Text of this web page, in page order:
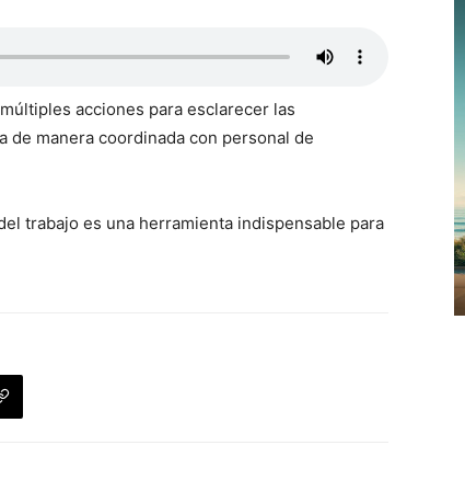
acciones para esclarecer las
de manera coordinada con personal de
trabajo es una herramienta indispensable para